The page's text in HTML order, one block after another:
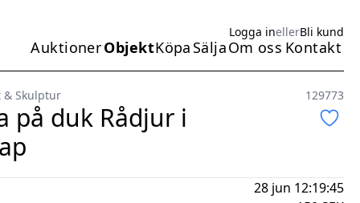
Logga inellerBli kund
Huvudmeny
AuktionerObjektKöpa SäljaOm oss Kontakt
& Skulptur 129773
på duk Rådjur i
28 jun 12:19:45